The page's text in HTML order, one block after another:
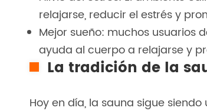
relajarse, reducir el estrés y
Mejor sueño: muchos usuarios
ayuda al cuerpo a relajarse y
La tradición de la
Hoy en día, la sauna sigue